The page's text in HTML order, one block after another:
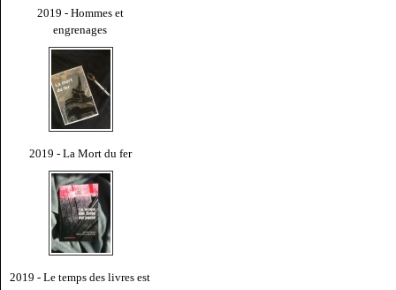
2019 - Hommes et
engrenages
2019 - La Mort du fer
2019 - Le temps des livres est